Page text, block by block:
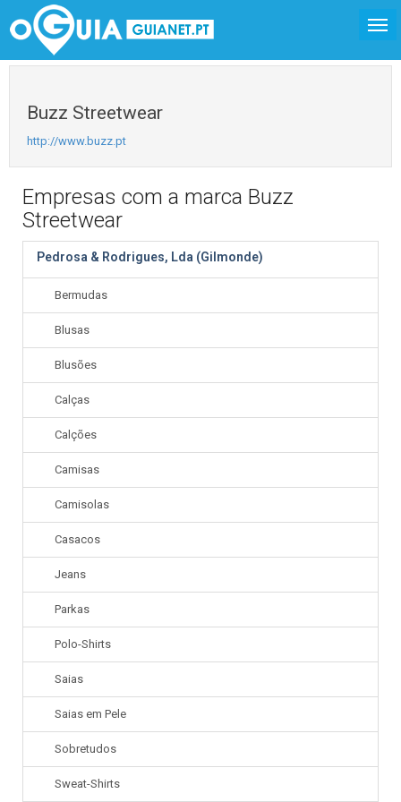
Buzz Streetwear
http://www.buzz.pt
Empresas com a marca Buzz
Streetwear
Pedrosa & Rodrigues, Lda (Gilmonde)
Bermudas
Blusas
Blusões
Calças
Calções
Camisas
Camisolas
Casacos
Jeans
Parkas
Polo-Shirts
Saias
Saias em Pele
Sobretudos
Sweat-Shirts